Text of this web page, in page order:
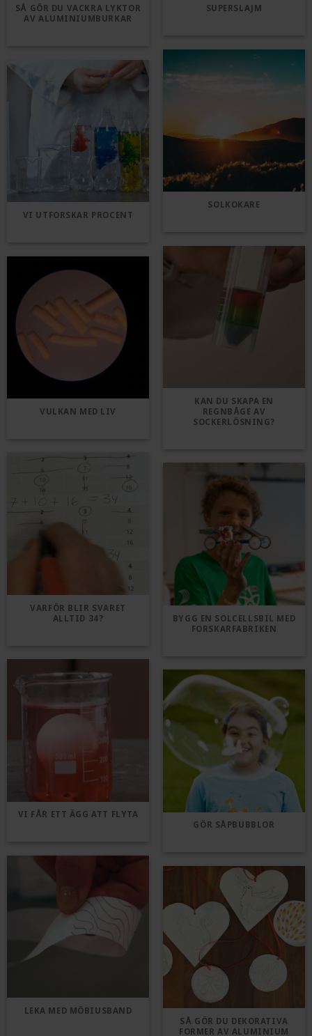
SÅ GÖR DU VACKRA LYKTOR
AV ALUMINIUMBURKAR
SUPERSLAJM
SOLKOKARE
VI UTFORSKAR PROCENT
KAN DU SKAPA EN
REGNBÅGE AV
SOCKERLÖSNING?
VULKAN MED LIV
VARFÖR BLIR SVARET
ALLTID 34?
BYGG EN SOLCELLSBIL MED
FORSKARFABRIKEN
VI FÅR ETT ÄGG ATT FLYTA
GÖR SÅPBUBBLOR
LEKA MED MÖBIUSBAND
SÅ GÖR DU DEKORATIVA
FORMER AV ALUMINIUM